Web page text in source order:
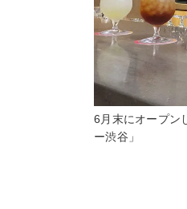
6月末にオープン
ー渋谷」